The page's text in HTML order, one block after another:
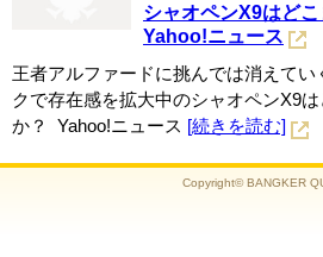
シャオペンX9はど
Yahoo!ニュース
王者アルファードに挑んでは消えてい
クで存在感を拡大中のシャオペンX9
か？ Yahoo!ニュース [続きを読む]
Copyright© BANGKER